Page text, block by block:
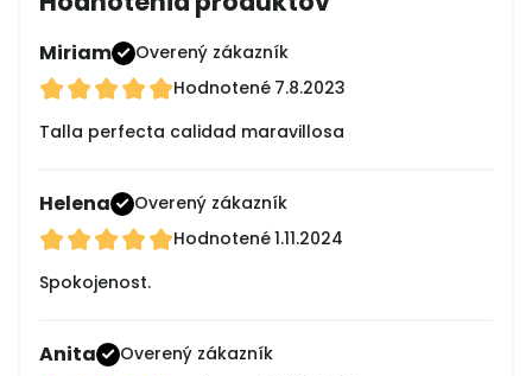
Miriam
Overený zákazník
Hodnotené 7.8.2023
Talla perfecta calidad maravillosa
Helena
Overený zákazník
Hodnotené1.11.2024
Spokojenost.
Anita
Overený zákazník